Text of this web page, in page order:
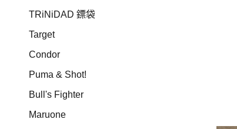
TRiNiDAD 鏢袋
Target
Condor
Puma & Shot!
Bull's Fighter
Maruone